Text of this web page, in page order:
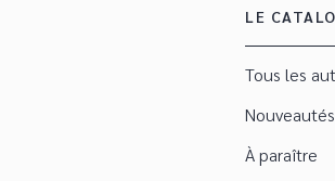
LE
Tous les
Nouveautés
À paraître